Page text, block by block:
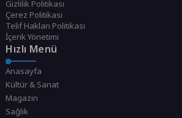
Gizlilik Politikası
Çerez Politikası
Telif Hakları Politikası
İçerik Yönetimi
Hızlı Menü
Anasayfa
Kültür & Sanat
Magazin
Sağlık